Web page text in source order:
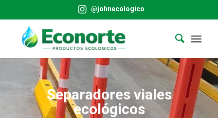
@johnecologico
Separadores viales
ecológicos